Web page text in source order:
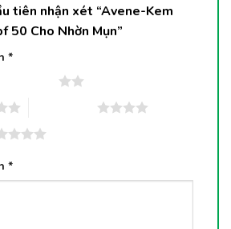
tiên nhận xét “Avene-Kem
50 Cho Nhờn Mụn”
*
*